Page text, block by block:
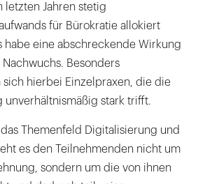
letzten Jahren stetig
für Bürokratie allokiert
habe eine abschreckende Wirkung
Besonders
sich hierbei Einzelpraxen, die die
unverhältnismäßig stark trifft.
Themenfeld Digitalisierung und
es den Teilnehmenden nicht um
sondern um die von ihnen